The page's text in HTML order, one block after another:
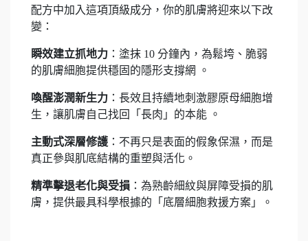
配方中加入這項頂級成分，你的肌膚將迎來以下改
變：
瞬效建立抓地力 ：塗抹 10 分鐘內，為鬆垮、脆弱
的肌膚細胞提供穩固的隱形支撐網 。
喚醒澎潤新生力 ：長效且持續地刺激膠原母細胞增
生，讓肌膚自己找回「長肉」的本能 。
主動式深層修護 ：不再只是表面的假象保濕，而是
真正參與肌底結構的重塑與活化。
精準擊退老化與受損 ：為熟齡細紋與屏障受損的肌
膚，提供最具科學根據的「底層細胞救援方案」。